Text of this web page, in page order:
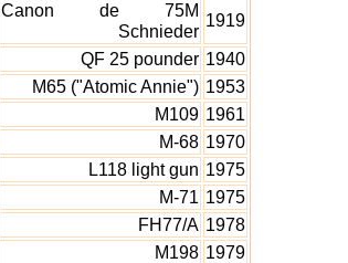
1919
Canon de 75M
Schnieder
1940
QF 25 pounder
1953
M65 ("Atomic Annie")
1961
M109
1970
M-68
1975
L118 light gun
1975
M-71
1978
FH77/A
1979
M198